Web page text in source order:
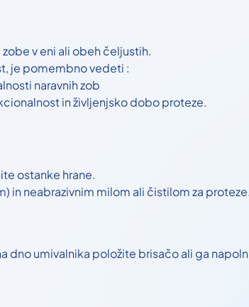
v eni ali obeh čeljustih.
je pomembno vedeti :
naravnih zob
in življenjsko dobo proteze.
ostanke hrane.
in neabrazivnim milom ali čistilom za
umivalnika položite brisačo ali ga